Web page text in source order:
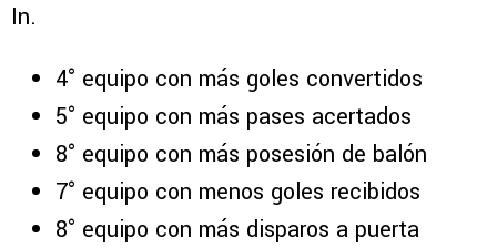
In.
4° equipo con más goles convertidos
5° equipo con más pases acertados
8° equipo con más posesión de balón
7° equipo con menos goles recibidos
8° equipo con más disparos a puerta